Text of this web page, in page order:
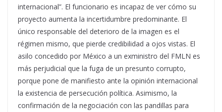
internacional”. El funcionario es incapaz de ver cómo su
proyecto aumenta la incertidumbre predominante. El
único responsable del deterioro de la imagen es el
régimen mismo, que pierde credibilidad a ojos vistas. El
asilo concedido por México a un exministro del FMLN es
más perjudicial que la fuga de un presunto corrupto,
porque pone de manifiesto ante la opinión internacional
la existencia de persecución política. Asimismo, la
confirmación de la negociación con las pandillas para